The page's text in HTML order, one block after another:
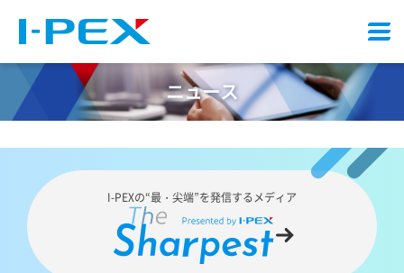
ニ
ュ
ー
ニュース
I-PEXの“最・尖端”を発信するメディア